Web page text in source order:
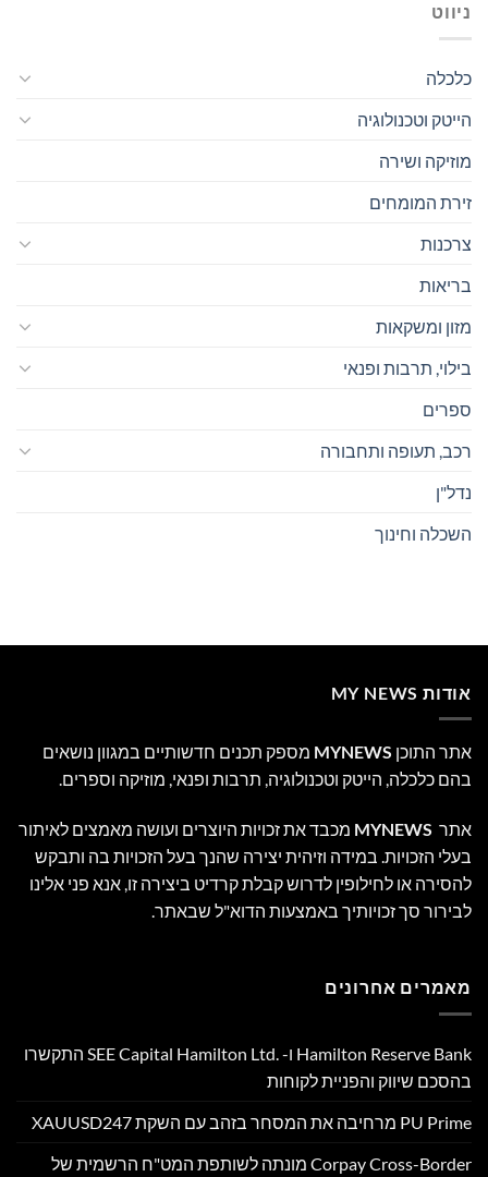
ניווט
כלכלה
הייטק וטכנולוגיה
מוזיקה ושירה
זירת המומחים
צרכנות
בריאות
מזון ומשקאות
בילוי, תרבות ופנאי
ספרים
רכב, תעופה ותחבורה
נדל"ן
השכלה וחינוך
אודות MY NEWS
אתר התוכן MYNEWS מספק תכנים חדשותיים במגוון נושאים
בהם כלכלה, הייטק וטכנולוגיה, תרבות ופנאי, מוזיקה וספרים.
אתר MYNEWS מכבד את זכויות היוצרים ועושה מאמצים לאיתור
בעלי הזכויות. במידה וזיהית יצירה שהנך בעל הזכויות בה ותבקש
להסירה או לחילופין לדרוש קבלת קרדיט ביצירה זו, אנא פני אלינו
לבירור סך זכויותיך באמצעות הדוא"ל שבאתר.
מאמרים אחרונים
Hamilton Reserve Bank ו- SEE Capital Hamilton Ltd.‎ התקשרו
בהסכם שיווק והפניית לקוחות
PU Prime מרחיבה את המסחר בזהב עם השקת XAUUSD247
Corpay Cross-Border מונתה לשותפת המט"ח הרשמית של